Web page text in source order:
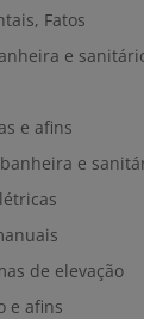
Fatos
e
e afins
e
de elevação
e afins